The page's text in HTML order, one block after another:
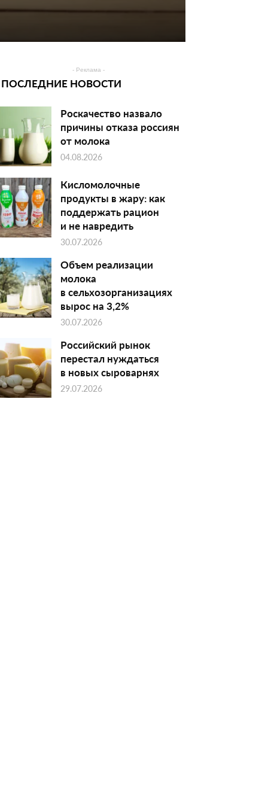
- Реклама -
ПОСЛЕДНИЕ НОВОСТИ
Роскачество назвало
причины отказа россиян
от молока
04.08.2026
Кисломолочные
продукты в жару: как
поддержать рацион
и не навредить
30.07.2026
Объем реализации
молока
в сельхозорганизациях
вырос на 3,2%
30.07.2026
Российский рынок
перестал нуждаться
в новых сыроварнях
29.07.2026